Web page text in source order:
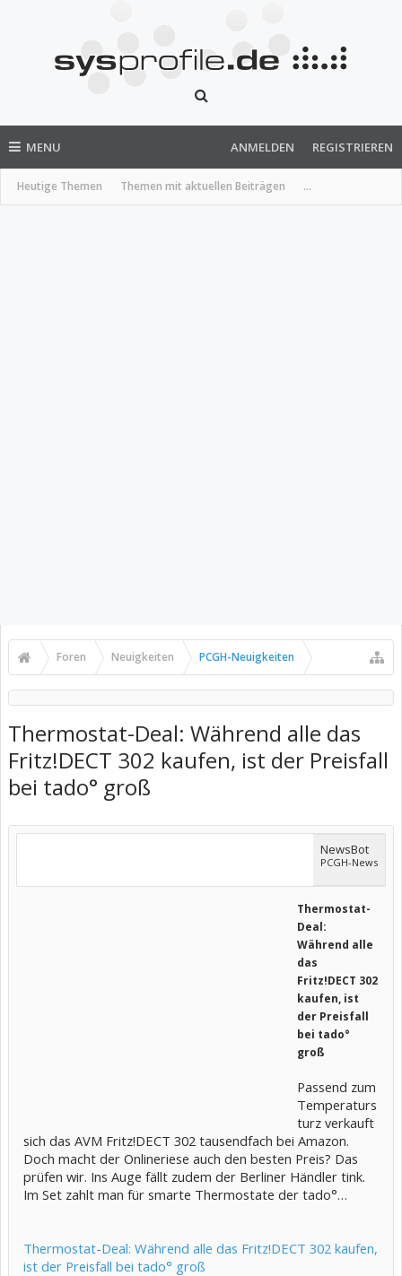
MENU
Heutige Themen Themen mit aktuellen Beiträgen ...
ANMELDEN REGISTRIEREN
Foren Neuigkeiten PCGH-Neuigkeiten
Thermostat-Deal: Während alle das
Fritz!DECT 302 kaufen, ist der Preisfall
bei tado° groß
NewsBot
PCGH-News
Thermostat-
Deal:
Während alle
das
Fritz!DECT 302
kaufen, ist
der Preisfall
bei tado°
groß
Passend zum
Temperaturs
turz verkauft
sich das AVM Fritz!DECT 302 tausendfach bei Amazon.
Doch macht der Onlineriese auch den besten Preis? Das
prüfen wir. Ins Auge fällt zudem der Berliner Händler tink.
Im Set zahlt man für smarte Thermostate der tado°…
Thermostat-Deal: Während alle das Fritz!DECT 302 kaufen,
ist der Preisfall bei tado° groß